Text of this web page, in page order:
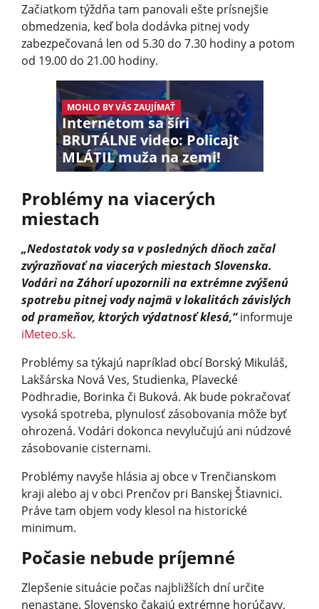
Začiatkom týždňa tam panovali ešte prísnejšie
obmedzenia, keď bola dodávka pitnej vody
zabezpečovaná len od 5.30 do 7.30 hodiny a potom
od 19.00 do 21.00 hodiny.
MOHLO BY VÁS ZAUJÍMAŤ
Internetom sa šíri
BRUTÁLNE video: Policajt
MLÁTIL muža na zemi!
Problémy na viacerých
miestach
„Nedostatok vody sa v posledných dňoch začal
zvýrazňovať na viacerých miestach Slovenska.
Vodári na Záhorí upozornili na extrémne zvýšenú
spotrebu pitnej vody najmä v lokalitách závislých
od prameňov, ktorých výdatnosť klesá,“informuje
iMeteo.sk.
Problémy sa týkajú napríklad obcí Borský Mikuláš,
Lakšárska Nová Ves, Studienka, Plavecké
Podhradie, Borinka či Buková. Ak bude pokračovať
vysoká spotreba, plynulosť zásobovania môže byť
ohrozená. Vodári dokonca nevylučujú ani núdzové
zásobovanie cisternami.
Problémy navyše hlásia aj obce v Trenčianskom
kraji alebo aj v obci Prenčov pri Banskej Štiavnici.
Práve tam objem vody klesol na historické
minimum.
Počasie nebude príjemné
Zlepšenie situácie počas najbližších dní určite
nenastane. Slovensko čakajú extrémne horúčavy,